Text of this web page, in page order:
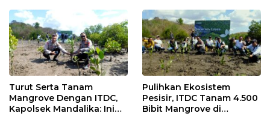
Turut Serta Tanam
Mangrove Dengan ITDC,
Kapolsek Mandalika: Ini
Pulihkan Ekosistem
Pesisir, ITDC Tanam 4.500
Bibit Mangrove di